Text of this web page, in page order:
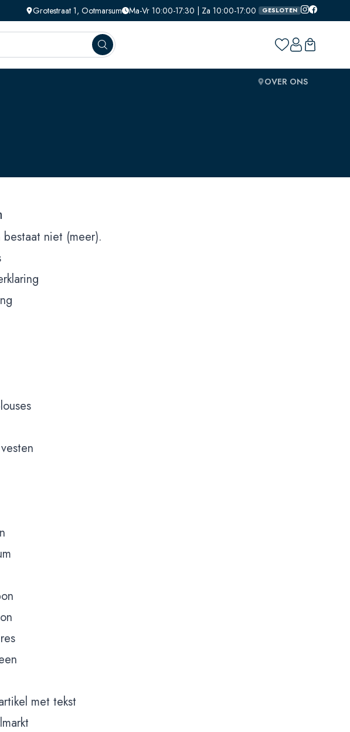
Grotestraat 1, Ootmarsum Ma-Vr 10:00-17:30 | Za 10:00-17:00 GESLOTEN
OVER ONS
niet (meer).
met tekst